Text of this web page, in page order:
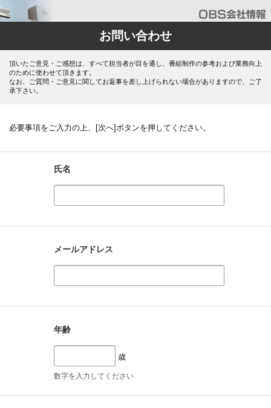
お問い合わせ
頂いたご意見・ご感想は、すべて担当者が目を通し、番組制作の参考および業務向上
のために使わせて頂きます。
なお、ご質問・ご意見に関してお返事を差し上げられない場合がありますので、ご了
承下さい。
必要事項をご入力の上、[次へ]ボタンを押してください。
氏名
メールアドレス
年齢
歳
数字を入力してください